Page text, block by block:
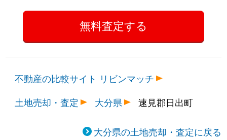
不動産の比較サイト リビンマッチ
土地売却・査定
大分県 速見郡日出町
大分県の土地売却・査定に戻る